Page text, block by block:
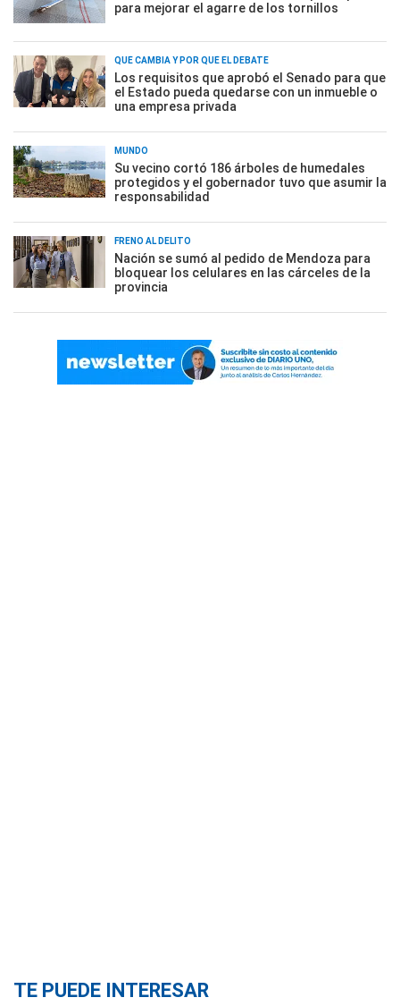
para mejorar el agarre de los tornillos
QUÉ CAMBIA Y POR QUÉ EL DEBATE
Los requisitos que aprobó el Senado para que
el Estado pueda quedarse con un inmueble o
una empresa privada
MUNDO
Su vecino cortó 186 árboles de humedales
protegidos y el gobernador tuvo que asumir la
responsabilidad
FRENO AL DELITO
Nación se sumó al pedido de Mendoza para
bloquear los celulares en las cárceles de la
provincia
TE PUEDE INTERESAR